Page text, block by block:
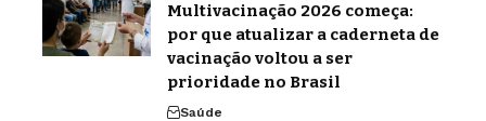
Multivacinação 2026 começa:
por que atualizar a caderneta de
vacinação voltou a ser
prioridade no Brasil
Saúde